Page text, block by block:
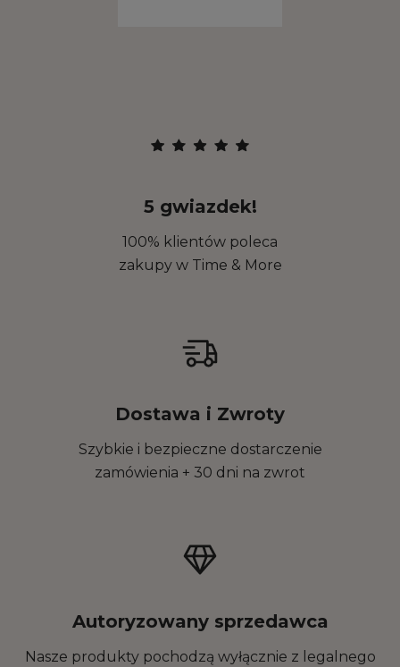
5 gwiazdek!
100% klientów poleca
zakupy w Time & More
Dostawa i Zwroty
Szybkie i bezpieczne dostarczenie
zamówienia + 30 dni na zwrot
Autoryzowany sprzedawca
Nasze produkty pochodzą wyłącznie z legalnego